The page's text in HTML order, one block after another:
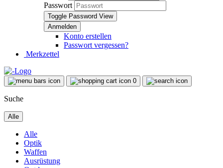
Passwort
Toggle Password View
Konto erstellen
Passwort vergessen?
Merkzettel
0
Suche
Alle
Alle
Optik
Waffen
Ausrüstung